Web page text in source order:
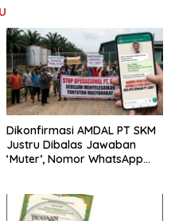
Dikonfirmasi AMDAL PT SKM
Justru Dibalas Jawaban
‘Muter’, Nomor WhatsApp